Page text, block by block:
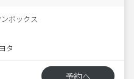
ボックス
タ
予約へ